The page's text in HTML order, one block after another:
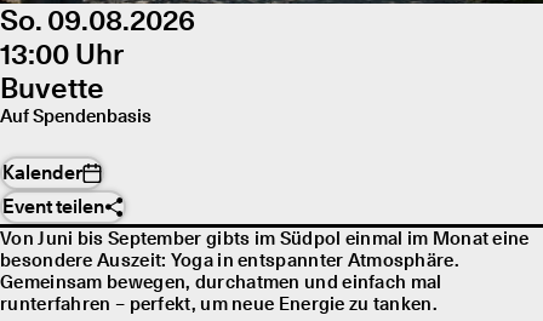
So. 09.08.2026
13:00 Uhr
Buvette
Auf Spendenbasis
Kalender
Event teilen
Von Juni bis September gibts im Südpol einmal im Monat eine
besondere Auszeit: Yoga in entspannter Atmosphäre.
Gemeinsam bewegen, durchatmen und einfach mal
runterfahren – perfekt, um neue Energie zu tanken.